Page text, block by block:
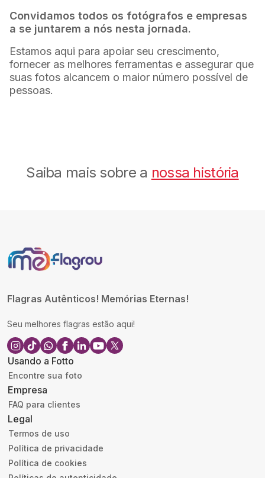
Convidamos todos os fotógrafos e empresas
a se juntarem a nós nesta jornada.
Estamos aqui para apoiar seu crescimento,
fornecer as melhores ferramentas e assegurar que
suas fotos alcancem o maior número possível de
pessoas.
Saiba mais sobre a nossa história
Flagras Autênticos! Memórias Eternas!
Seu melhores flagras estão aqui!
Usando a Fotto
Encontre sua foto
Empresa
FAQ para clientes
Legal
Termos de uso
Política de privacidade
Política de cookies